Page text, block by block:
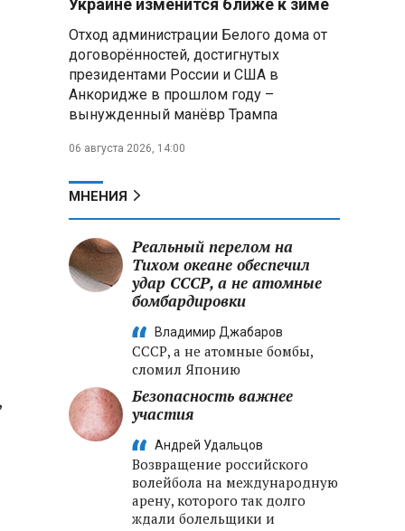
формируют новый облик страны
и должны активнее участвовать
в улучшении охраны труда
МИД РФ: Поездка
ожидаемых результатов
собрали первые «космические»
томаты из семян, побывавших
на орбите
Силовые структуры РФ: на
бойцах ВСУ испытывали
ВИЧ и СПИДа
Украине изменится ближе к зиме
Отход администрации Белого дома от
договорённостей, достигнутых
президентами России и США в
Анкоридже в прошлом году –
вынужденный манёвр Трампа
06 августа 2026, 14:00
МНЕНИЯ
Реальный перелом на
Тихом океане обеспечил
удар СССР, а не атомные
бомбардировки
Владимир Джабаров
СССР, а не атомные бомбы,
сломил Японию
Безопасность важнее
участия
Андрей Удальцов
Возвращение российского
волейбола на международную
арену, которого так долго
ждали болельщики и